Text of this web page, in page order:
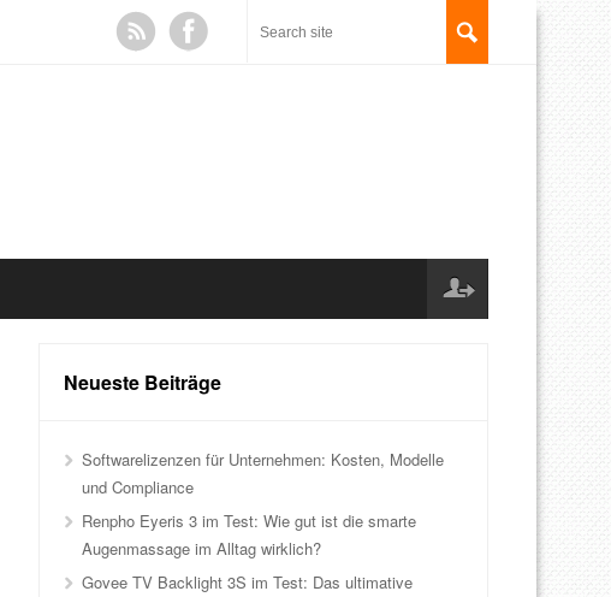
Neueste Beiträge
Softwarelizenzen für Unternehmen: Kosten, Modelle
und Compliance
Renpho Eyeris 3 im Test: Wie gut ist die smarte
Augenmassage im Alltag wirklich?
Govee TV Backlight 3S im Test: Das ultimative